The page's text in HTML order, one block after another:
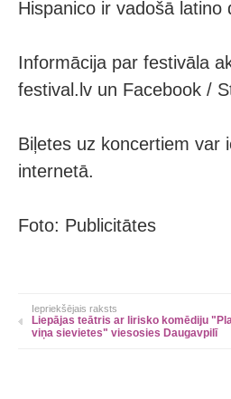
Hispanico ir vadošā latino
Informācija par festivāla
festival.lv un Facebook /
Biļetes uz koncertiem var
internetā.
Foto: Publicitātes
Iepriekšējais raksts
Liepājas teātris ar lirisko komēdiju
viņa sievietes" viesosies Daugavpilī